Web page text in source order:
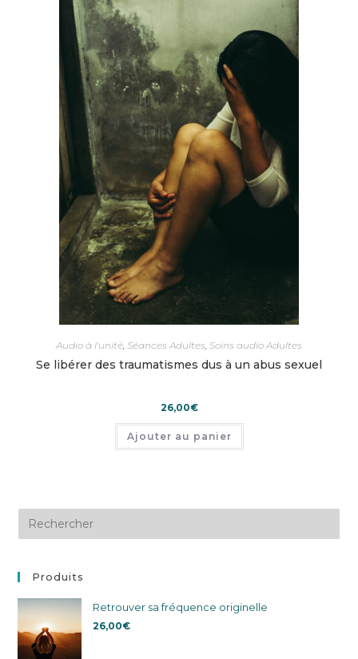
Audio à l'unité Séances Adultes Soins audio Adultes
Se libérer des traumatismes dus à un abus sexuel
26,00€
Ajouter au panier
Produits
Retrouver sa fréquence originelle
26,00€